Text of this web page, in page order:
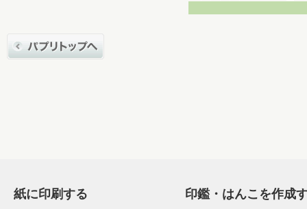
紙に印刷する 印鑑・はんこを作成